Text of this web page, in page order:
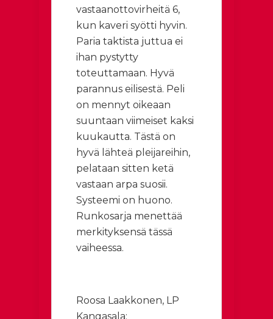
vastaanottovirheitä 6,
kun kaveri syötti hyvin.
Paria taktista juttua ei
ihan pystytty
toteuttamaan. Hyvä
parannus eilisestä. Peli
on mennyt oikeaan
suuntaan viimeiset kaksi
kuukautta. Tästä on
hyvä lähteä pleijareihin,
pelataan sitten ketä
vastaan arpa suosii.
Systeemi on huono.
Runkosarja menettää
merkityksensä tässä
vaiheessa.
Roosa Laakkonen, LP
Kangasala: